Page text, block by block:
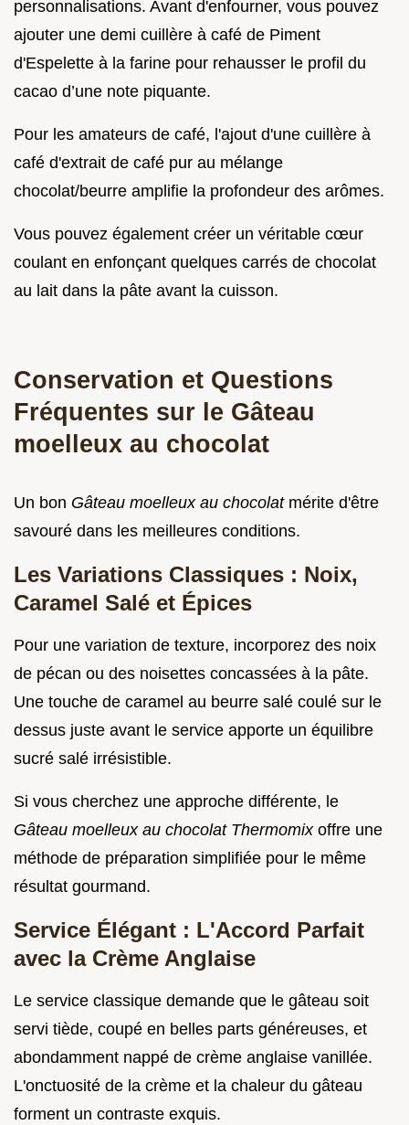
personnalisations. Avant d'enfourner, vous pouvez
ajouter une demi cuillère à café de Piment
d'Espelette à la farine pour rehausser le profil du
cacao d’une note piquante.
Pour les amateurs de café, l'ajout d'une cuillère à
café d'extrait de café pur au mélange
chocolat/beurre amplifie la profondeur des arômes.
Vous pouvez également créer un véritable cœur
coulant en enfonçant quelques carrés de chocolat
au lait dans la pâte avant la cuisson.
Conservation et Questions
Fréquentes sur le Gâteau
moelleux au chocolat
Un bon Gâteau moelleux au chocolat mérite d'être
savouré dans les meilleures conditions.
Les Variations Classiques : Noix,
Caramel Salé et Épices
Pour une variation de texture, incorporez des noix
de pécan ou des noisettes concassées à la pâte.
Une touche de caramel au beurre salé coulé sur le
dessus juste avant le service apporte un équilibre
sucré salé irrésistible.
Si vous cherchez une approche différente, le
Gâteau moelleux au chocolat Thermomix offre une
méthode de préparation simplifiée pour le même
résultat gourmand.
Service Élégant : L'Accord Parfait
avec la Crème Anglaise
Le service classique demande que le gâteau soit
servi tiède, coupé en belles parts généreuses, et
abondamment nappé de crème anglaise vanillée.
L'onctuosité de la crème et la chaleur du gâteau
forment un contraste exquis.